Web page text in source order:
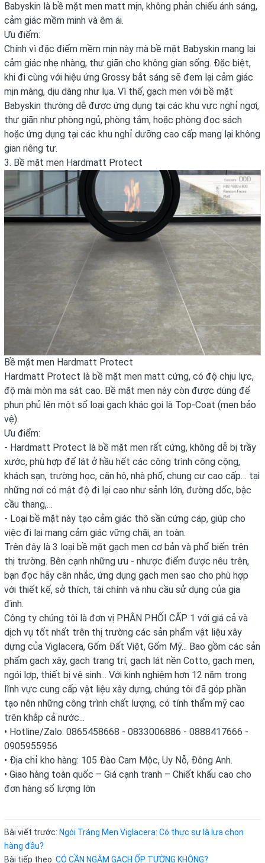
Babyskin là bề mặt men matt mịn, không phản chiếu ánh sáng,
cảm giác mềm minh và êm ái.
Ưu điểm:
Chính vì đặc điểm mềm mịn này mà bề mặt Babyskin mang lại
cảm giác nhẹ nhàng, thư giãn cho không gian sống. Đặc biệt,
khi đi cùng với hiệu ứng Grossy bắt sáng sẽ đem lại cảm giác
mịn màng, dịu dàng như lụa. Vì thế, gạch men với bề mặt
Babyskin thường dễ được ứng dụng tại các khu vực nghỉ ngơi,
thư giãn như phòng ngủ, phòng tắm, hoặc phòng đọc sách
hoặc ứng dụng tại các khu nghỉ dưỡng cao cấp mang lại không
gian riêng tư.
3. Bề mặt men Hardmatt Protect
Bề mặt men Hardmatt Protect
Hardmatt Protect là bề mặt men matt cứng, có độ chịu lực,
độ mài mòn ma sát cao. Bề mặt men này còn được dùng để
phun phủ lên một số loại gạch khác gọi là Top-Coat (men bảo
vệ).
Ưu điểm:
- Hardmatt Protect là bề mặt men rất cứng, không dễ bị trầy
xước, phù hợp để lát ở hầu hết các công trình công cộng,
khách sạn, trường học, căn hộ, nhà phố, chung cư cao cấp… tại
những nơi có mật độ đi lại cao như sảnh lớn, đường dốc, bậc
cầu thang,…
- Loại bề mặt này tạo cảm giác thô sần cứng cáp, giúp cho
việc đi lại mang cảm giác vững chãi, an toàn.
Trên đây là 3 loại bề mặt gạch men cơ bản và phổ biến trên
thị trường. Bên cạnh những ưu - nhược điểm được nêu trên,
bạn đọc hãy cân nhắc, ứng dụng gạch men sao cho phù hợp
với thiết kế, sở thích, tài chính và nhu cầu sử dụng của gia
đình.
Công ty chúng tôi là đơn vị PHÂN PHỐI CẤP 1 với giá cả và
dịch vụ tốt nhất trên thị trường các sản phẩm vật liệu xây
dựng của Viglacera, Gốm Đất Việt, Gốm Mỹ... Bao gồm các sản
phẩm gạch xây, gạch trang trí, gạch lát nền Cotto, gạch men,
ngói lợp, thiết bị vệ sinh... Với kinh nghiệm hơn 12 năm trong
lĩnh vực cung cấp vật liệu xây dựng, chúng tôi đã góp phần
tạo nên những công trình chất lượng, có tính thẩm mỹ cao
trên khắp cả nước...
• Hotline/Zalo: 0865458668 - 0833006886 - 0888417666 -
0905955956
• Địa chỉ kho hàng: 105 Đào Cam Mộc, Uy Nỗ, Đông Anh.
• Giao hàng toàn quốc – Giá cạnh tranh – Chiết khấu cao cho
đơn hàng số lượng lớn
Bài viết trước: Ngói Tráng Men Viglacera: Có thực sự là lựa chọn
hàng đầu?
Bài tiếp theo: CÓ CẦN NGÂM GẠCH ỐP TƯỜNG KHÔNG?